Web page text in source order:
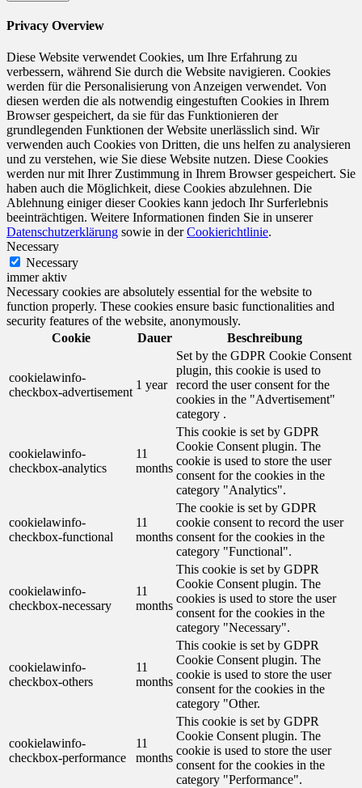
Privacy Overview
Diese Website verwendet Cookies, um Ihre Erfahrung zu
verbessern, während Sie durch die Website navigieren. Cookies
werden für die Personalisierung von Anzeigen verwendet. Von
diesen werden die als notwendig eingestuften Cookies in Ihrem
Browser gespeichert, da sie für das Funktionieren der
grundlegenden Funktionen der Website unerlässlich sind. Wir
verwenden auch Cookies von Dritten, die uns helfen zu analysieren
und zu verstehen, wie Sie diese Website nutzen. Diese Cookies
werden nur mit Ihrer Zustimmung in Ihrem Browser gespeichert. Sie
haben auch die Möglichkeit, diese Cookies abzulehnen. Die
Ablehnung einiger dieser Cookies kann jedoch Ihr Surferlebnis
beeinträchtigen. Weitere Informationen finden Sie in unserer
Datenschutzerklärung sowie in derCookierichtlinie.
Necessary
Necessary
immer aktiv
Necessary cookies are absolutely essential for the website to
function properly. These cookies ensure basic functionalities and
security features of the website, anonymously.
Cookie
Dauer Beschreibung
cookielawinfo-
checkbox-advertisement
1 year
Set by the GDPR Cookie Consent
plugin, this cookie is used to
record the user consent for the
cookies in the "Advertisement"
category .
cookielawinfo-
checkbox-analytics
11
months
This cookie is set by GDPR
Cookie Consent plugin. The
cookie is used to store the user
consent for the cookies in the
category "Analytics".
cookielawinfo-
checkbox-functional
11
months
The cookie is set by GDPR
cookie consent to record the user
consent for the cookies in the
category "Functional".
cookielawinfo-
checkbox-necessary
11
months
This cookie is set by GDPR
Cookie Consent plugin. The
cookies is used to store the user
consent for the cookies in the
category "Necessary".
cookielawinfo-
checkbox-others
11
months
This cookie is set by GDPR
Cookie Consent plugin. The
cookie is used to store the user
consent for the cookies in the
category "Other.
cookielawinfo-
checkbox-performance
11
months
This cookie is set by GDPR
Cookie Consent plugin. The
cookie is used to store the user
consent for the cookies in the
category "Performance".